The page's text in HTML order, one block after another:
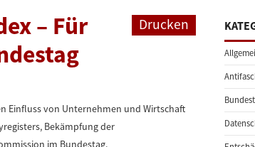
Drucken
– Für
Einfluss von Unternehmen und Wirtschaft
Bekämpfung der
im Bundestag.